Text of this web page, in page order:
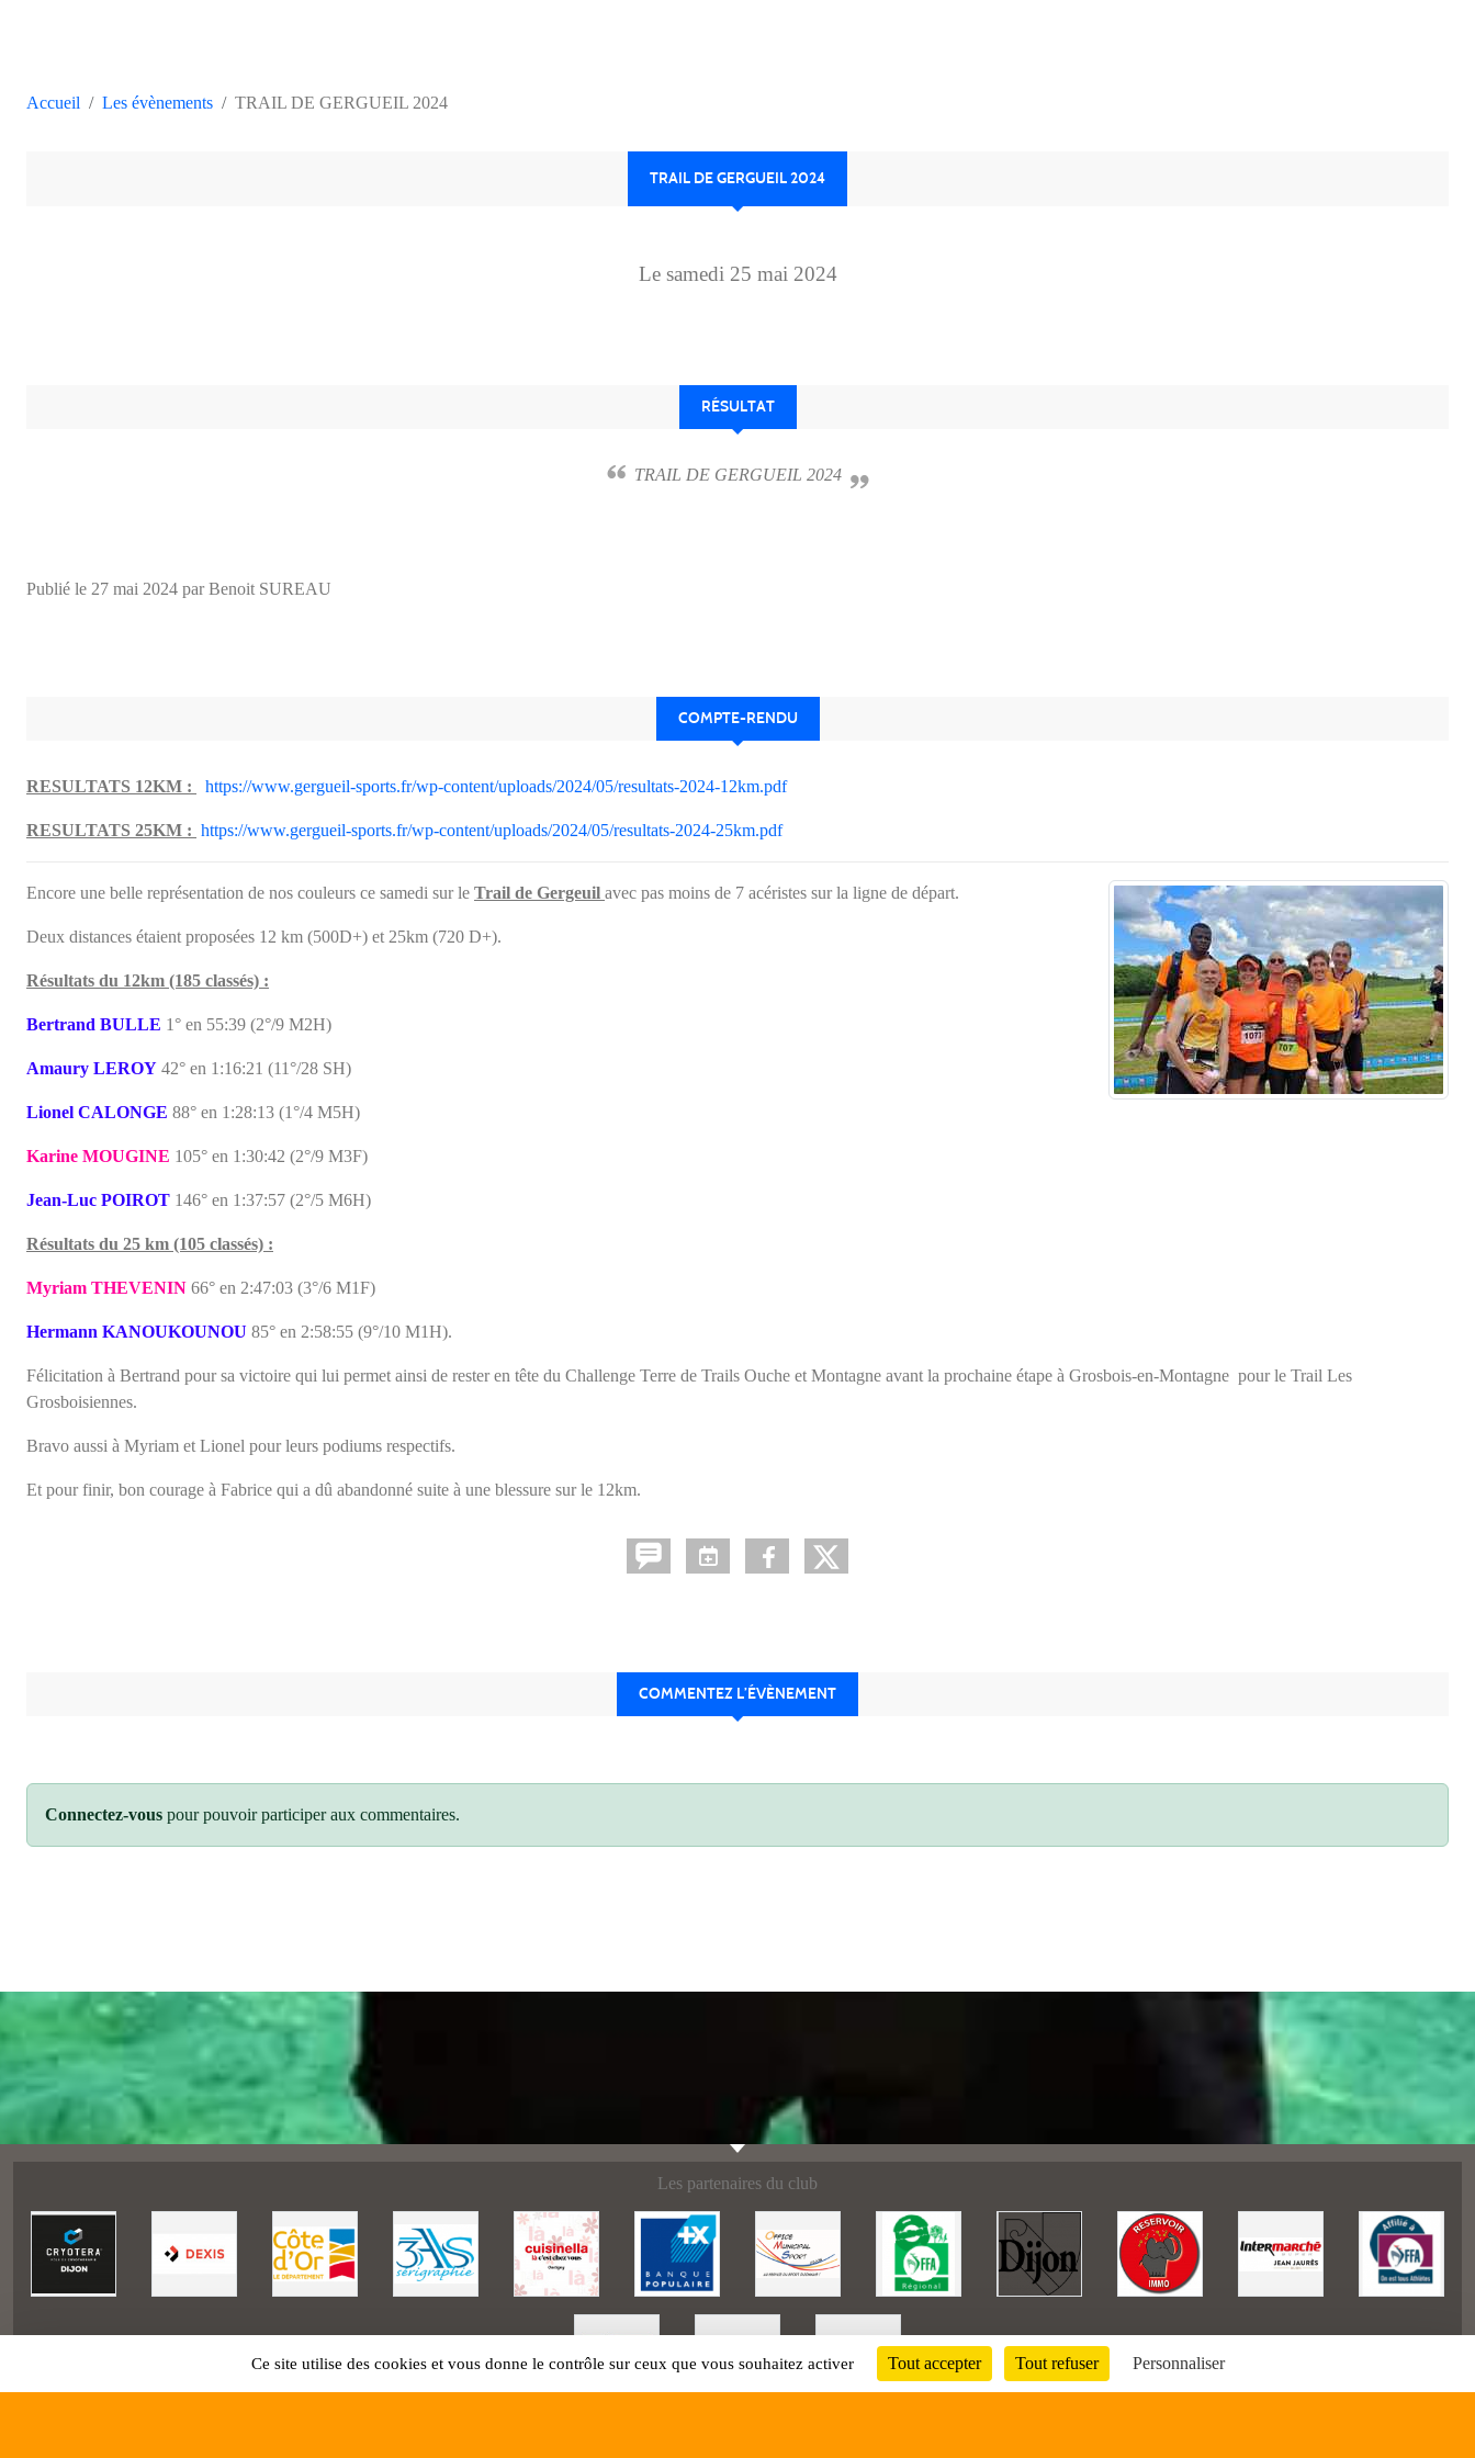
Accueil Les évènements TRAIL DE GERGUEIL 2024
TRAIL DE GERGUEIL 2024
Le samedi 25 mai 2024
RÉSULTAT
TRAIL DE GERGUEIL 2024
Publié le 27 mai 2024 par Benoit SUREAU
COMPTE-RENDU
RESULTATS 12KM : https://www.gergueil-sports.fr/wp-content/uploads/2024/05/resultats-2024-12km.pdf
RESULTATS 25KM : https://www.gergueil-sports.fr/wp-content/uploads/2024/05/resultats-2024-25km.pdf
Encore une belle représentation de nos couleurs ce samedi sur le Trail de Gergeuil avec pas moins de 7 acéristes sur la ligne de départ.
Deux distances étaient proposées 12 km (500D+) et 25km (720 D+).
Résultats du 12km (185 classés) :
Bertrand BULLE 1° en 55:39 (2°/9 M2H)
Amaury LEROY 42° en 1:16:21 (11°/28 SH)
Lionel CALONGE 88° en 1:28:13 (1°/4 M5H)
Karine MOUGINE 105° en 1:30:42 (2°/9 M3F)
Jean-Luc POIROT 146° en 1:37:57 (2°/5 M6H)
Résultats du 25 km (105 classés) :
Myriam THEVENIN 66° en 2:47:03 (3°/6 M1F)
Hermann KANOUKOUNOU 85° en 2:58:55 (9°/10 M1H).
Félicitation à Bertrand pour sa victoire qui lui permet ainsi de rester en tête du Challenge Terre de Trails Ouche et Montagne avant la prochaine étape à Grosbois-en-Montagne pour le Trail Les
Grosboisiennes.
Bravo aussi à Myriam et Lionel pour leurs podiums respectifs.
Et pour finir, bon courage à Fabrice qui a dû abandonné suite à une blessure sur le 12km.
COMMENTEZ L’ÉVÈNEMENT
Connectez-vous pour pouvoir participer aux commentaires.
Les partenaires du club
Ce site utilise des cookies et vous donne le contrôle sur ceux que vous souhaitez activer Tout accepter Tout refuser Personnaliser